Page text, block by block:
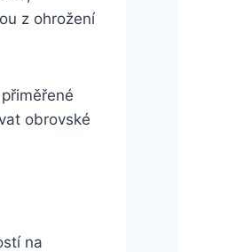
z ohrožení
obrovské
na